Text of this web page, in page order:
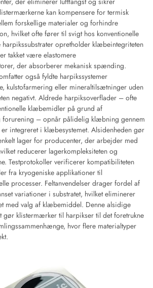
kan kompensere for termisk
forskellige materialer og forhindre
hvilket ofte fører til svigt hos konventionelle
opretholder klæbeintegriteten
takket være elastomere
der absorberer mekanisk spænding.
også fyldte harpikssystemer
kulstofarmering eller mineraltilsætninger uden
negativt. Aldrede harpiksoverflader – ofte
klæbemidler på grund af
– opnår pålidelig klæbning gennem
integreret i klæbesystemet. Alsidenheden gør
lager for producenter, der arbejder med
reducerer lagerkompleksiteten og
Testprotokoller verificerer kompatibiliteten
fra kryogeniske applikationer til
processer. Feltanvendelser drager fordel af
variationer i substratet, hvilket eliminerer
med valg af klæbemiddel. Denne alsidige
gør klistermærker til harpikser til det foretrukne
hvor flere materialtyper